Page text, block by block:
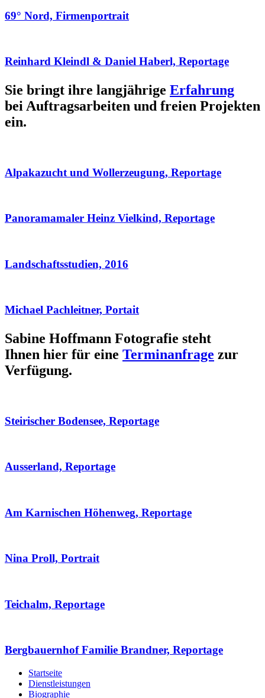
69° Nord, Firmenportrait
Reinhard Kleindl & Daniel Haberl, Reportage
Sie bringt ihre langjährige Erfahrung
bei Auftragsarbeiten und freien Projekten
ein.
Alpakazucht und Wollerzeugung, Reportage
Panoramamaler Heinz Vielkind, Reportage
Landschaftsstudien, 2016
Michael Pachleitner, Portait
Sabine Hoffmann Fotografie steht
Ihnen hier für eine Terminanfrage zur
Verfügung.
Steirischer Bodensee, Reportage
Ausserland, Reportage
Am Karnischen Höhenweg, Reportage
Nina Proll, Portrait
Teichalm, Reportage
Bergbauernhof Familie Brandner, Reportage
Startseite
Dienstleistungen
Biographie